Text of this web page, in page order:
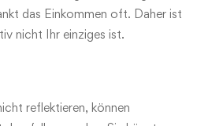
das Einkommen oft. Daher ist
nicht Ihr einziges ist.
reflektieren, können